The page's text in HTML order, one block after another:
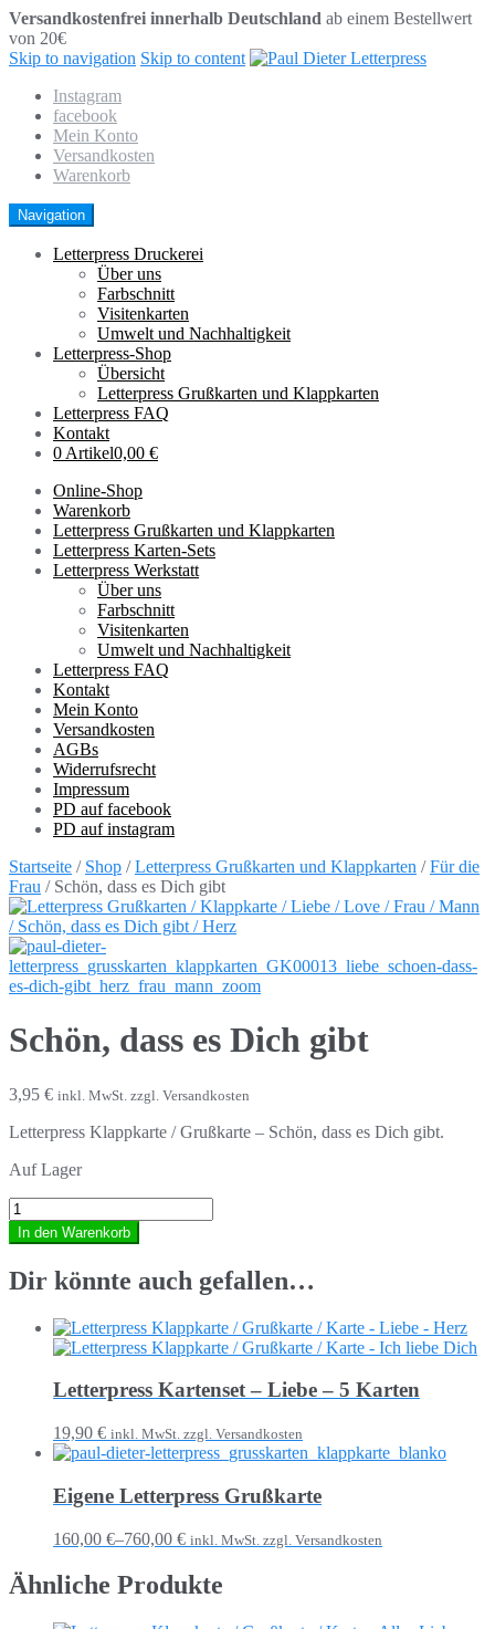
Versandkostenfrei innerhalb Deutschland ab einem Bestellwert
von 20€
Skip to navigation Skip to content
Instagram
facebook
Mein Konto
Versandkosten
Warenkorb
Navigation
Letterpress Druckerei
Über uns
Farbschnitt
Visitenkarten
Umwelt und Nachhaltigkeit
Letterpress-Shop
Übersicht
Letterpress Grußkarten und Klappkarten
Letterpress FAQ
Kontakt
0 Artikel0,00 €
Online-Shop
Warenkorb
Letterpress Grußkarten und Klappkarten
Letterpress Karten-Sets
Letterpress Werkstatt
Über uns
Farbschnitt
Visitenkarten
Umwelt und Nachhaltigkeit
Letterpress FAQ
Kontakt
Mein Konto
Versandkosten
AGBs
Widerrufsrecht
Impressum
PD auf facebook
PD auf instagram
Startseite / Shop /Letterpress Grußkarten und Klappkarten /Für die
Frau / Schön, dass es Dich gibt
Schön, dass es Dich gibt
3,95 € inkl. MwSt. zzgl. Versandkosten
Letterpress Klappkarte / Grußkarte – Schön, dass es Dich gibt.
Auf Lager
In den Warenkorb
Dir könnte auch gefallen…
Letterpress Kartenset – Liebe – 5 Karten
19,90 € inkl. MwSt. zzgl. Versandkosten
Eigene Letterpress Grußkarte
160,00 €–760,00 € inkl. MwSt. zzgl. Versandkosten
Ähnliche Produkte